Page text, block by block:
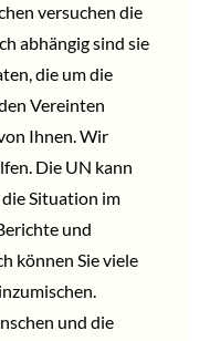
versuchen die
abhängig sind sie
die um die
Vereinten
Ihnen. Wir
Die UN kann
Situation im
und
können Sie viele
und die